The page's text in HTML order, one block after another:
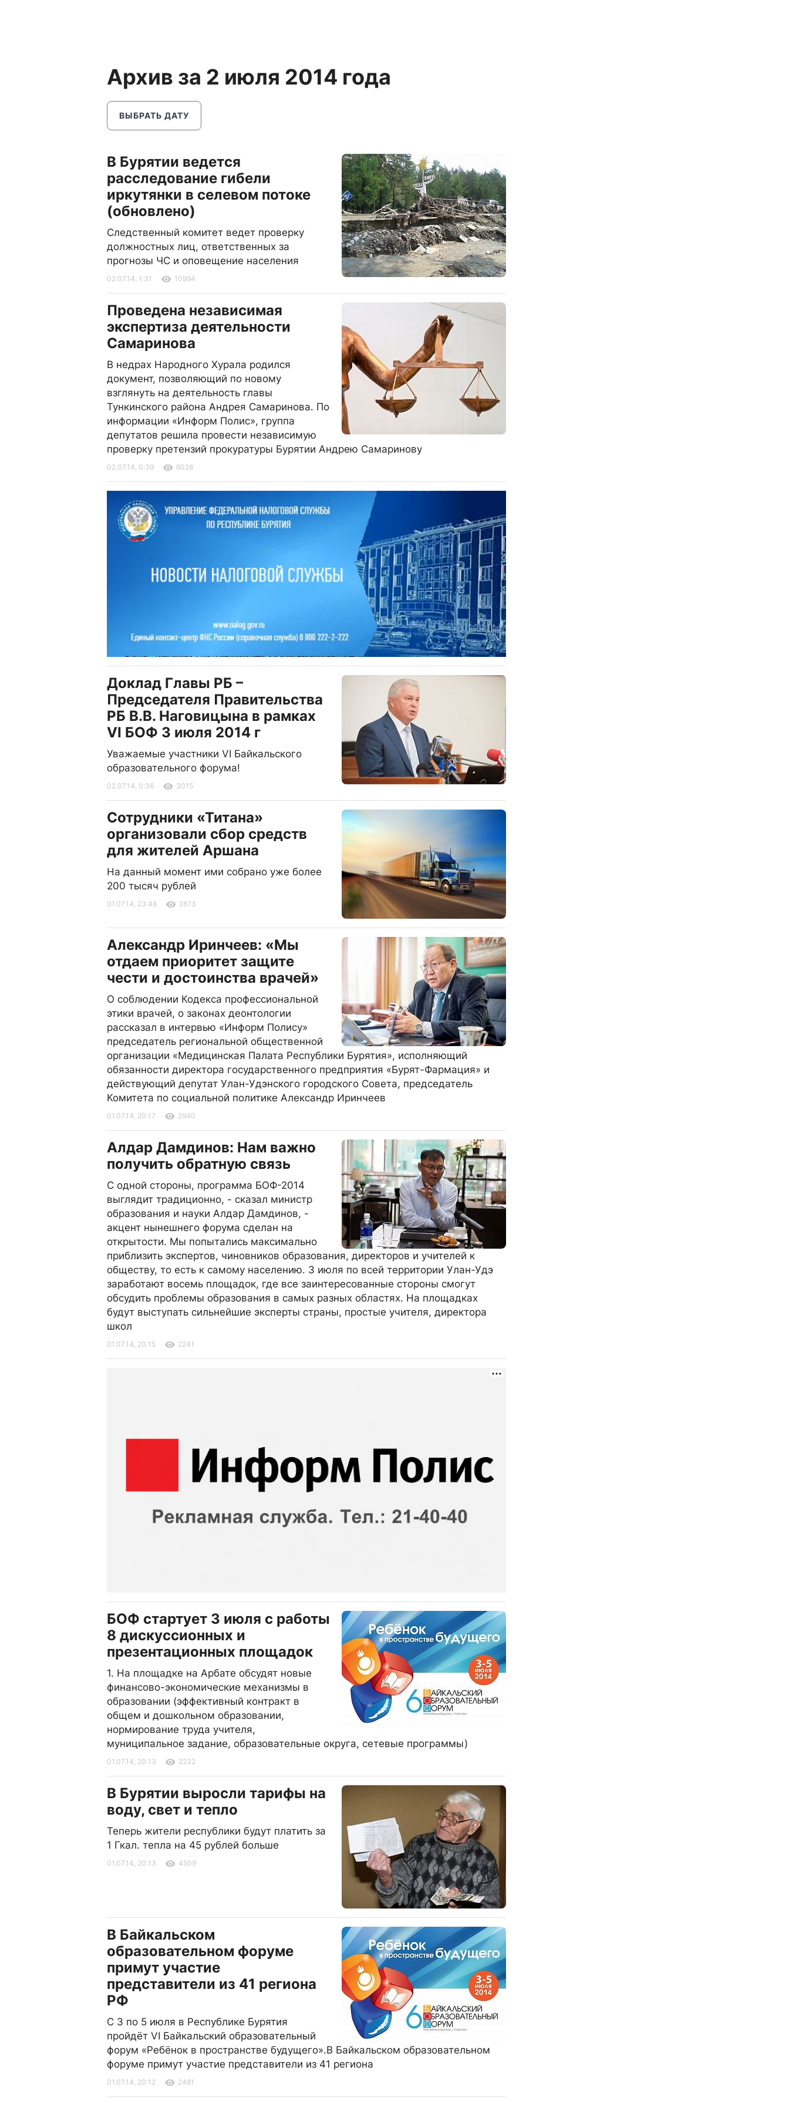
Архив за 2 июля 2014 года
ВЫБРАТЬ ДАТУ
В Бурятии ведется
расследование гибели
иркутянки в селевом потоке
(обновлено)
Следственный комитет ведет проверку
должностных лиц, ответственных за
прогнозы ЧС и оповещение населения
02.07.14, 1:31 10994
Проведена независимая
экспертиза деятельности
Самаринова
В недрах Народного Хурала родился
документ, позволяющий по новому
взглянуть на деятельность главы
Тункинского района Андрея Самаринова. По
информации «Информ Полис», группа
депутатов решила провести независимую
проверку претензий прокуратуры Бурятии Андрею Самаринову
02.07.14, 0:39 6028
Доклад Главы РБ –
Председателя Правительства
РБ В.В. Наговицына в рамках
VI БОФ 3 июля 2014 г
Уважаемые участники VI Байкальского
образовательного форума!
02.07.14, 0:36 3015
Сотрудники «Титана»
организовали сбор средств
для жителей Аршана
На данный момент ими собрано уже более
200 тысяч рублей
01.07.14, 23:48 2873
Александр Иринчеев: «Мы
отдаем приоритет защите
чести и достоинства врачей»
О соблюдении Кодекса профессиональной
этики врачей, о законах деонтологии
рассказал в интервью «Информ Полису»
председатель региональной общественной
организации «Медицинская Палата Республики Бурятия», исполняющий
обязанности директора государственного предприятия «Бурят-Фармация» и
действующий депутат Улан-Удэнского городского Совета, председатель
Комитета по социальной политике Александр Иринчеев
01.07.14, 20:17 2940
Алдар Дамдинов: Нам важно
получить обратную связь
С одной стороны, программа БОФ-2014
выглядит традиционно, - сказал министр
образования и науки Алдар Дамдинов, -
акцент нынешнего форума сделан на
открытости. Мы попытались максимально
приблизить экспертов, чиновников образования, директоров и учителей к
обществу, то есть к самому населению. 3 июля по всей территории Улан-Удэ
заработают восемь площадок, где все заинтересованные стороны смогут
обсудить проблемы образования в самых разных областях. На площадках
будут выступать сильнейшие эксперты страны, простые учителя, директора
школ
01.07.14, 20:15 2241
БОФ стартует 3 июля с работы
8 дискуссионных и
презентационных площадок
1. На площадке на Арбате обсудят новые
финансово-экономические механизмы в
образовании (эффективный контракт в
общем и дошкольном образовании,
нормирование труда учителя,
муниципальное задание, образовательные округа, сетевые программы)
01.07.14, 20:13 2232
В Бурятии выросли тарифы на
воду, свет и тепло
Теперь жители республики будут платить за
1 Гкал. тепла на 45 рублей больше
01.07.14, 20:13 4509
В Байкальском
образовательном форуме
примут участие
представители из 41 региона
РФ
С 3 по 5 июля в Республике Бурятия
пройдёт VI Байкальский образовательный
форум «Ребёнок в пространстве будущего».В Байкальском образовательном
форуме примут участие представители из 41 региона
01.07.14, 20:12 2481